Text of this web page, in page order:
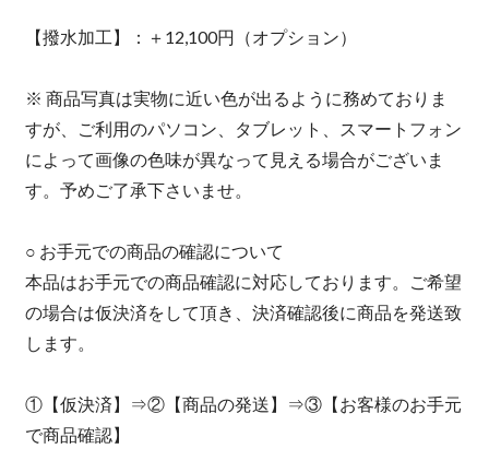
【撥水加工】：＋12,100円（オプション）
※ 商品写真は実物に近い色が出るように務めておりま
すが、ご利用のパソコン、タブレット、スマートフォン
によって画像の色味が異なって見える場合がございま
す。予めご了承下さいませ。
○ お手元での商品の確認について
本品はお手元での商品確認に対応しております。ご希望
の場合は仮決済をして頂き、決済確認後に商品を発送致
します。
①【仮決済】⇒②【商品の発送】⇒③【お客様のお手元
で商品確認】